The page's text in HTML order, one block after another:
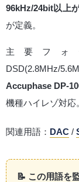
96kHz/24bit以上
が定義。
主要フォ
DSD(2.8MHz/
Accuphase DP-
機種ハイレゾ対応
関連用語： DAC /
📝 この用語を